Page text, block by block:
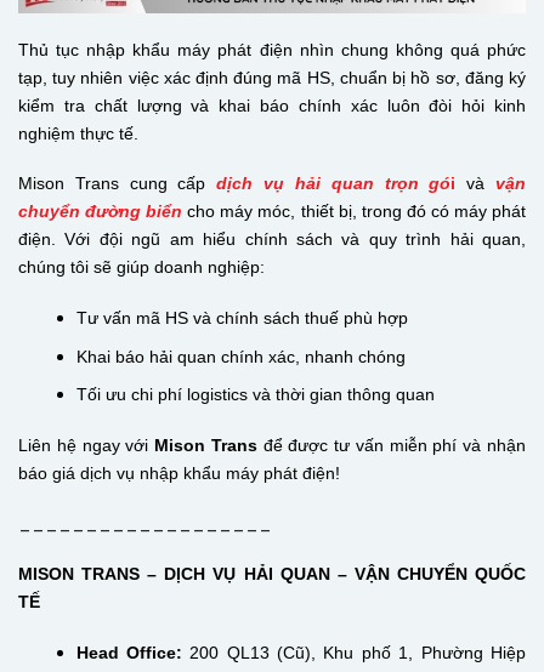
Thủ tục nhập khẩu máy phát điện nhìn chung không quá phức
tạp, tuy nhiên việc xác định đúng mã HS, chuẩn bị hồ sơ, đăng ký
kiểm tra chất lượng và khai báo chính xác luôn đòi hỏi kinh
nghiệm thực tế.
Mison Trans cung cấpdịch vụ hải quan trọn gói vàvận
chuyển đường biển cho máy móc, thiết bị, trong đó có máy phát
điện. Với đội ngũ am hiểu chính sách và quy trình hải quan,
chúng tôi sẽ giúp doanh nghiệp:
Tư vấn mã HS và chính sách thuế phù hợp
Khai báo hải quan chính xác, nhanh chóng
Tối ưu chi phí logistics và thời gian thông quan
Liên hệ ngay với Mison Transđể được tư vấn miễn phí và nhận
báo giá dịch vụ nhập khẩu máy phát điện!
MISON TRANS – DỊCH VỤ HẢI QUAN – VẬN CHUYỂN QUỐC
TẾ
Head Office: 200 QL13 (Cũ), Khu phố 1, Phường Hiệp